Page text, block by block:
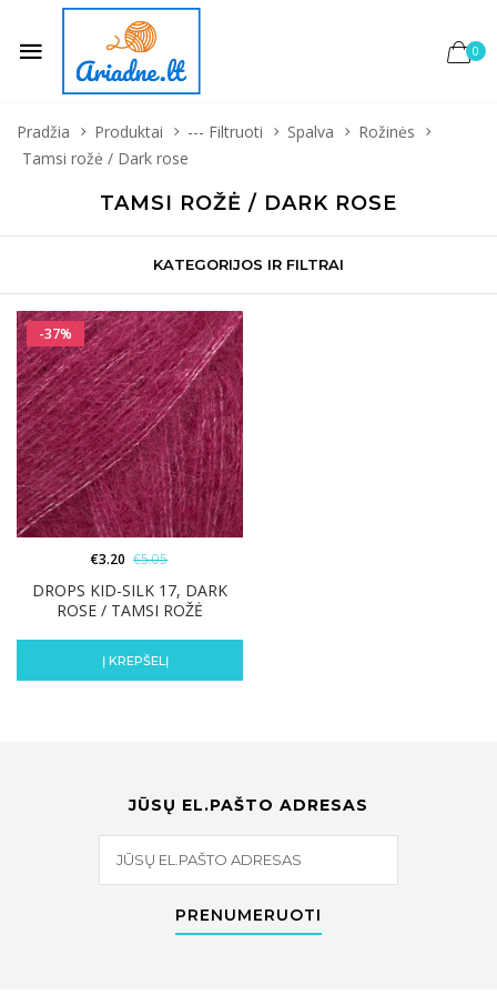
0
Pradžia Produktai --- Filtruoti Spalva
Rožinės
Tamsi rožė / Dark rose
TAMSI ROŽĖ / DARK ROSE
KATEGORIJOS IR FILTRAI
-37%
DROPS KID-SILK 17, DARK
ROSE / TAMSI ROŽĖ
€3.20 €5.05
Į KREPŠELĮ
JŪSŲ EL.PAŠTO ADRESAS
PRENUMERUOTI